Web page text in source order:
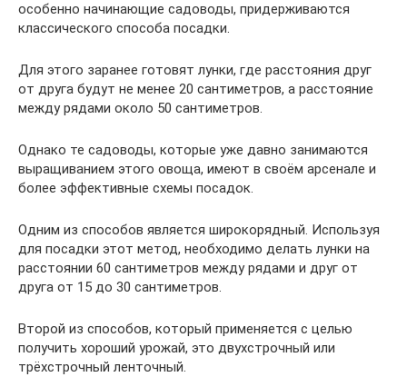
особенно начинающие садоводы, придерживаются
классического способа посадки.
Для этого заранее готовят лунки, где расстояния друг
от друга будут не менее 20 сантиметров, а расстояние
между рядами около 50 сантиметров.
Однако те садоводы, которые уже давно занимаются
выращиванием этого овоща, имеют в своём арсенале и
более эффективные схемы посадок.
Одним из способов является широкорядный. Используя
для посадки этот метод, необходимо делать лунки на
расстоянии 60 сантиметров между рядами и друг от
друга от 15 до 30 сантиметров.
Второй из способов, который применяется с целью
получить хороший урожай, это двухстрочный или
трёхстрочный ленточный.